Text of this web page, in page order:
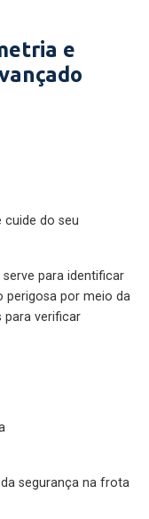
e
cuide do seu
para identificar
perigosa por meio da
para verificar
segurança na frota